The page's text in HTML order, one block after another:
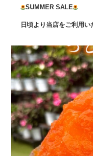
SUMMER SALE
日頃より当店をご利用